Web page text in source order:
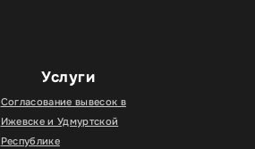
Услуги
Согласование вывесок в
Ижевске и Удмуртской
Республике